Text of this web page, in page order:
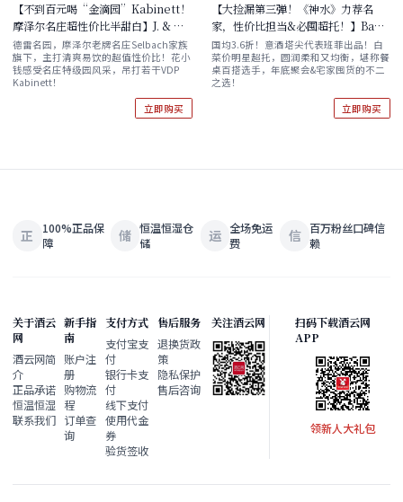
【不到百元喝“金滴园”Kabinett！
摩泽尔名庄超性价比半甜白】J. & H.
Selbach Piesporter
Goldtropfchen Riesling
Kabinett 2023 酒云直采 自选套装
德雷名园，摩泽尔老牌名庄Selbach家族
旗下，主打清爽易饮的超值性价比！花小
钱感受名庄特级园风采，吊打若干VDP
Kabinett！
立即购买
【大捡漏第三弹！《神水》力荐名
家，性价比担当&必囤超托！】Banfi
Cum Laude 2014 单支/双支/六支
国均3.6折！意酒塔尖代表班菲出品！白
菜价明星超托，圆润柔和又均衡，堪称餐
桌百搭选手，年底聚会&宅家囤货的不二
之选！
立即购买
正
100%正品保
障
储 恒温恒湿仓
储
运 全场免运
费
信 百万粉丝口碑信
赖
关于酒云
网
酒云网简
介
正品承诺
恒温恒湿
联系我们
新手指
南
账户注
册
购物流
程
订单查
询
支付方式
支付宝支
付
银行卡支
付
线下支付
使用代金
券
验货签收
售后服务
退换货政
策
隐私保护
售后咨询
关注酒云网
扫码下载酒云网
APP
领新人大礼包